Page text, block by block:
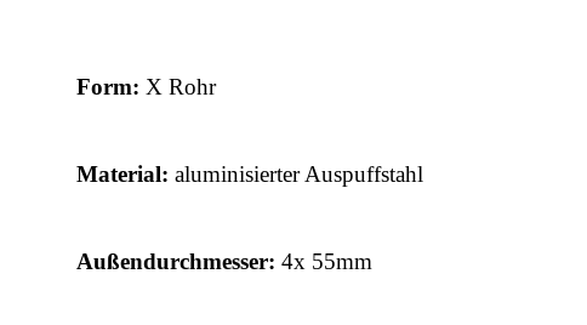
Form: X Rohr
Material: aluminisierter Auspuffstahl
Außendurchmesser: 4x 55mm